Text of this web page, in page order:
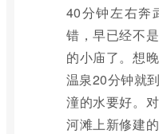
40分钟左右奔
错，早已经不
的小庙了。想
温泉20分钟就
潼的水要好。
河滩上新修建